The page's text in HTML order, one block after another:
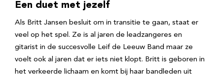
Een duet met jezelf
Als Britt Jansen besluit om in transitie te gaan, staat er
veel op het spel. Ze is al jaren de leadzangeres en
gitarist in de succesvolle Leif de Leeuw Band maar ze
voelt ook al jaren dat er iets niet klopt. Britt is geboren in
het verkeerde lichaam en komt bij haar bandleden uit